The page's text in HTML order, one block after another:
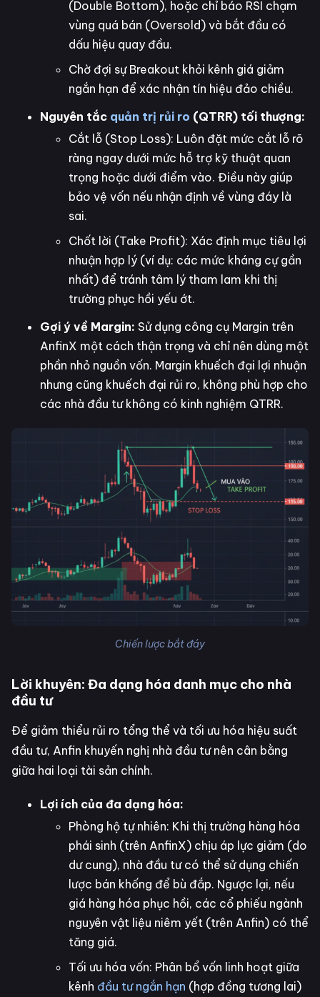
(Double Bottom), hoặc chỉ báo RSI chạm
vùng quá bán (Oversold) và bắt đầu có
dấu hiệu quay đầu.
Chờ đợi sự Breakout khỏi kênh giá giảm
ngắn hạn để xác nhận tín hiệu đảo chiều.
Nguyên tắc quản trị rủi ro (QTRR) tối thượng:
Cắt lỗ (Stop Loss): Luôn đặt mức cắt lỗ rõ
ràng ngay dưới mức hỗ trợ kỹ thuật quan
trọng hoặc dưới điểm vào. Điều này giúp
bảo vệ vốn nếu nhận định về vùng đáy là
sai.
Chốt lời (Take Profit): Xác định mục tiêu lợi
nhuận hợp lý (ví dụ: các mức kháng cự gần
nhất) để tránh tâm lý tham lam khi thị
trường phục hồi yếu ớt.
Gợi ý về Margin: Sử dụng công cụ Margin trên
AnfinX một cách thận trọng và chỉ nên dùng một
phần nhỏ nguồn vốn. Margin khuếch đại lợi nhuận
nhưng cũng khuếch đại rủi ro, không phù hợp cho
các nhà đầu tư không có kinh nghiệm QTRR.
Chiến lược bắt đáy
Lời khuyên: Đa dạng hóa danh mục cho nhà
đầu tư
Để giảm thiểu rủi ro tổng thể và tối ưu hóa hiệu suất
đầu tư, Anfin khuyến nghị nhà đầu tư nên cân bằng
giữa hai loại tài sản chính.
Lợi ích của đa dạng hóa:
Phòng hộ tự nhiên: Khi thị trường hàng hóa
phái sinh (trên AnfinX) chịu áp lực giảm (do
dư cung), nhà đầu tư có thể sử dụng chiến
lược bán khống để bù đắp. Ngược lại, nếu
giá hàng hóa phục hồi, các cổ phiếu ngành
nguyên vật liệu niêm yết (trên Anfin) có thể
tăng giá.
Tối ưu hóa vốn: Phân bổ vốn linh hoạt giữa
kênh đầu tư ngắn hạn (hợp đồng tương lai)